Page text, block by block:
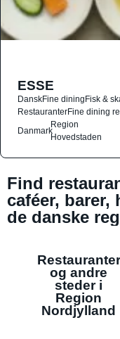
ESSE
DanskFine diningFisk &
RestauranterFine dining
Danmark
Region
Hovedstaden
Find
caféer,
de danske
Restauranter
og andre
steder i
Region
Nordjylland